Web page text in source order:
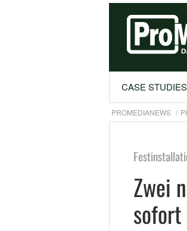
CASE STUDIES
PROMEDIANEWS
Zwei